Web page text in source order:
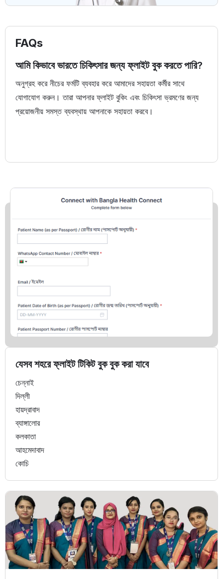
FAQs
আমি কিভাবে ভারতে চিকিৎসার জন্য ফ্লাইট বুক করতে পারি?
অনুগ্রহ করে নীচের ফর্মটি ব্যবহার করে আমাদের সহায়তা কর্মীর সাথে
যোগাযোগ করুন। তারা আপনার ফ্লাইট বুকিং এবং চিকিৎসা ভ্রমণের জন্য
প্রয়োজনীয় সমস্ত ব্যবস্থায় আপনাকে সহায়তা করবে।
যেসব শহরে ফ্লাইট টিকিট বুক বুক করা যাবে
চেন্নাই
দিল্লী
হায়দ্রাবাদ
ব্যাঙ্গালোর
কলকাতা
আহমেদাবাদ
কোচি